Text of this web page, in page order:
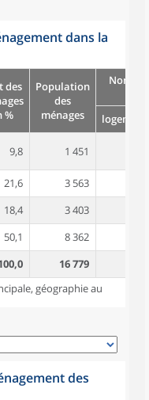
dans la
des
%
Population
des
ménages
logement
9,8 1 451
21,6 3 563
18,4 3 403
50,1 8 362
16 779
géographie au
des